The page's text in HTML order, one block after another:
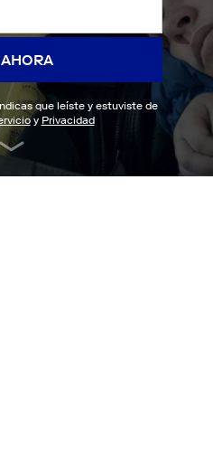
que leíste y estuviste de
y Privacidad